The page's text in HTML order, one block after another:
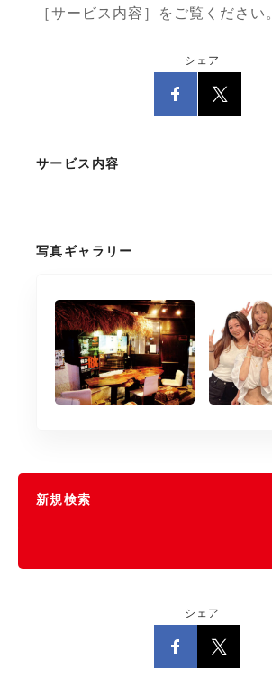
［サービス内容］をご覧ください。
シェア
サービス内容
写真ギャラリー
新規検索
シェア